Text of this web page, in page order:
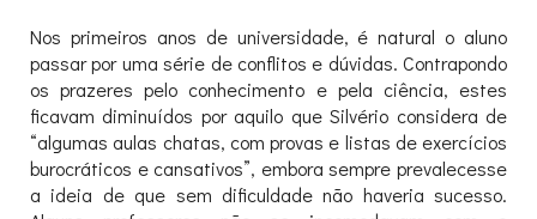
Nos primeiros anos de universidade, é natural o aluno
passar por uma série de conflitos e dúvidas. Contrapondo
os prazeres pelo conhecimento e pela ciência, estes
ficavam diminuídos por aquilo que Silvério considera de
“algumas aulas chatas, com provas e listas de exercícios
burocráticos e cansativos”, embora sempre prevalecesse
a ideia de que sem dificuldade não haveria sucesso.